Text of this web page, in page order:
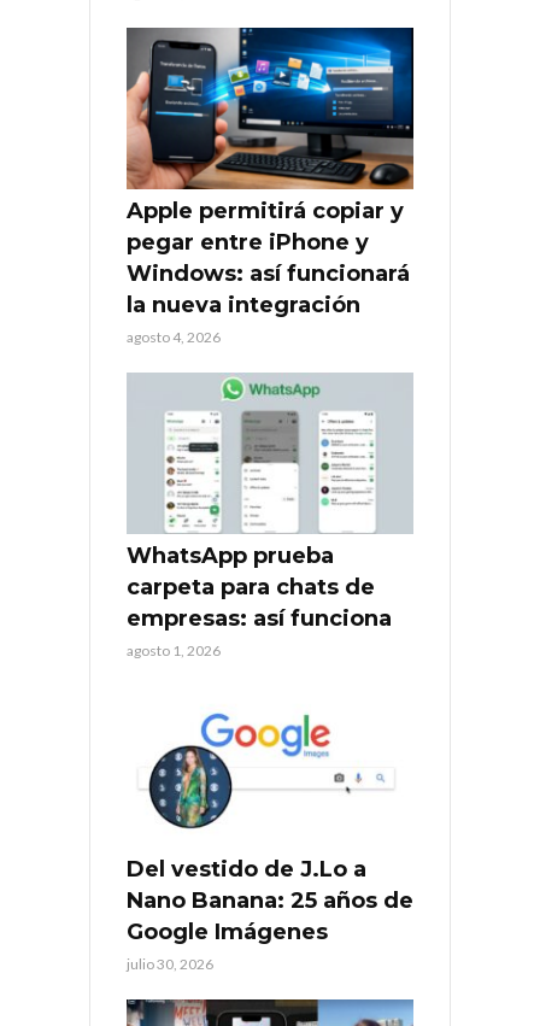
Apple permitirá copiar y
pegar entre iPhone y
Windows: así funcionará
la nueva integración
agosto 4, 2026
WhatsApp prueba
carpeta para chats de
empresas: así funciona
agosto 1, 2026
Del vestido de J.Lo a
Nano Banana: 25 años de
Google Imágenes
julio 30, 2026